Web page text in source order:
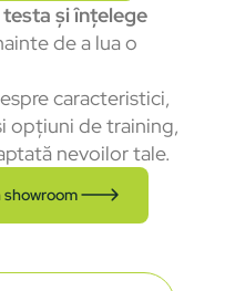
și înțelege
de a lua o
caracteristici,
opțiuni de training,
nevoilor tale.
showroom